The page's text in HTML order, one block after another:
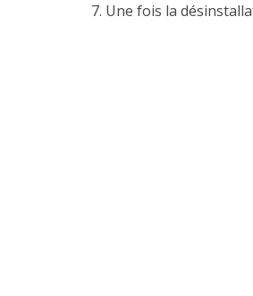
7. Une fois la